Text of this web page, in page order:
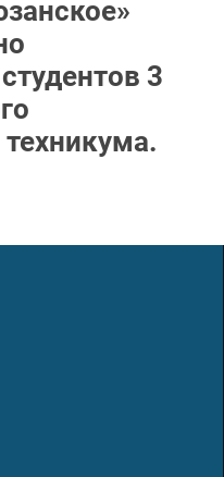
3
техникума.